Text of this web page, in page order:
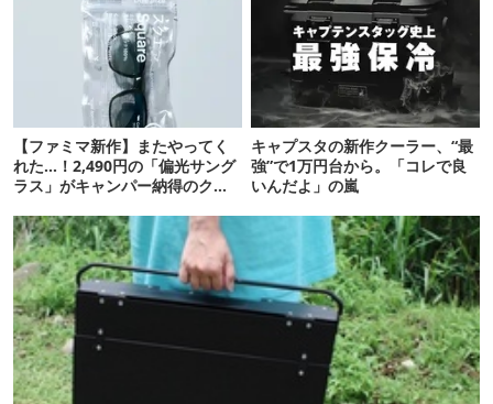
【ファミマ新作】またやってく
れた…！2,490円の「偏光サング
ラス」がキャンパー納得のクオ
キャプスタの新作クーラー、“最
強”で1万円台から。「コレで良
いんだよ」の嵐